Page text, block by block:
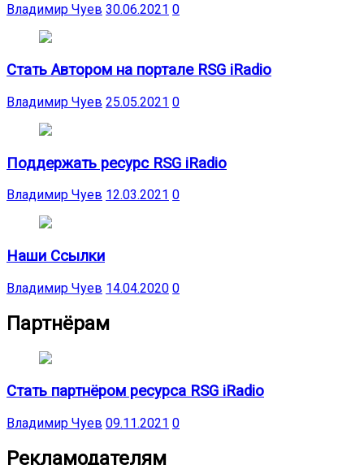
Владимир Чуев 30.06.2021 0
Стать Автором на портале RSG iRadio
Владимир Чуев 25.05.2021 0
Поддержать ресурс RSG iRadio
Владимир Чуев 12.03.2021 0
Наши Ссылки
Владимир Чуев 14.04.2020 0
Партнёрам
Стать партнёром ресурса RSG iRadio
Владимир Чуев 09.11.2021 0
Рекламодателям